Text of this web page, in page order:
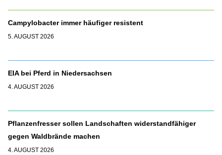
Campylobacter immer häufiger resistent
5. AUGUST 2026
EIA bei Pferd in Niedersachsen
4. AUGUST 2026
Pflanzenfresser sollen Landschaften widerstandfähiger
gegen Waldbrände machen
4. AUGUST 2026